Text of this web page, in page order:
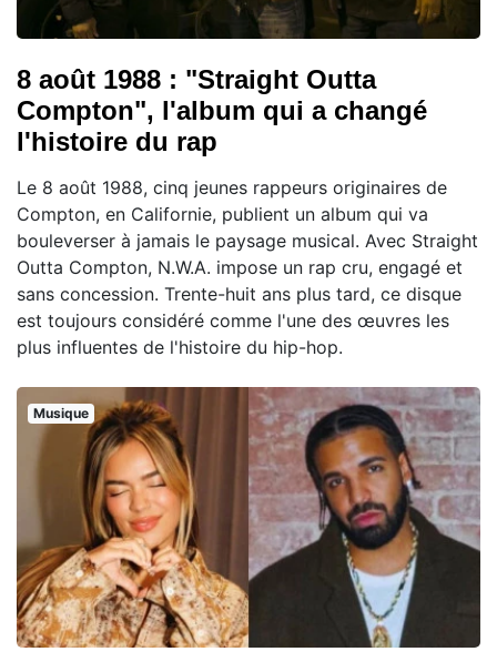
8 août 1988 : "Straight Outta
Compton", l'album qui a changé
l'histoire du rap
Le 8 août 1988, cinq jeunes rappeurs originaires de
Compton, en Californie, publient un album qui va
bouleverser à jamais le paysage musical. Avec Straight
Outta Compton, N.W.A. impose un rap cru, engagé et
sans concession. Trente-huit ans plus tard, ce disque
est toujours considéré comme l'une des œuvres les
plus influentes de l'histoire du hip-hop.
Musique